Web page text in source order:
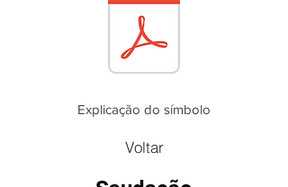
Explicação do símbolo
Voltar